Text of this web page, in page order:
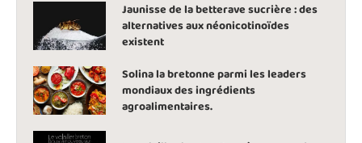
Jaunisse de la betterave sucrière : des
alternatives aux néonicotinoïdes
existent
Solina la bretonne parmi les leaders
mondiaux des ingrédients
agroalimentaires.